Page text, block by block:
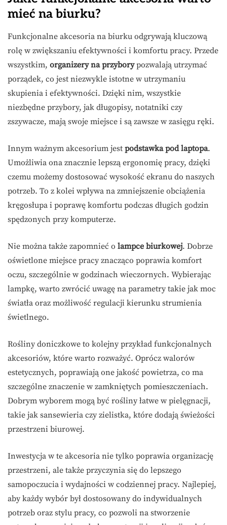
mieć na biurku?
Funkcjonalne akcesoria na biurku odgrywają kluczową
rolę w zwiększaniu efektywności i komfortu pracy. Przede
wszystkim, organizery na przyborypozwalają utrzymać
porządek, co jest niezwykle istotne w utrzymaniu
skupienia i efektywności. Dzięki nim, wszystkie
niezbędne przybory, jak długopisy, notatniki czy
zszywacze, mają swoje miejsce i są zawsze w zasięgu ręki.
Innym ważnym akcesorium jest podstawka pod laptopa.
Umożliwia ona znacznie lepszą ergonomię pracy, dzięki
czemu możemy dostosować wysokość ekranu do naszych
potrzeb. To z kolei wpływa na zmniejszenie obciążenia
kręgosłupa i poprawę komfortu podczas długich godzin
spędzonych przy komputerze.
Nie można także zapomnieć o lampce biurkowej. Dobrze
oświetlone miejsce pracy znacząco poprawia komfort
oczu, szczególnie w godzinach wieczornych. Wybierając
lampkę, warto zwrócić uwagę na parametry takie jak moc
światła oraz możliwość regulacji kierunku strumienia
świetlnego.
Rośliny doniczkowe to kolejny przykład funkcjonalnych
akcesoriów, które warto rozważyć. Oprócz walorów
estetycznych, poprawiają one jakość powietrza, co ma
szczególne znaczenie w zamkniętych pomieszczeniach.
Dobrym wyborem mogą być rośliny łatwe w pielęgnacji,
takie jak sansewieria czy zielistka, które dodają świeżości
przestrzeni biurowej.
Inwestycja w te akcesoria nie tylko poprawia organizację
przestrzeni, ale także przyczynia się do lepszego
samopoczucia i wydajności w codziennej pracy. Najlepiej,
aby każdy wybór był dostosowany do indywidualnych
potrzeb oraz stylu pracy, co pozwoli na stworzenie